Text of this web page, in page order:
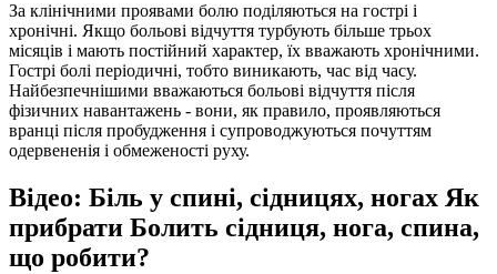
За клінічними проявами болю поділяються на гострі і
хронічні. Якщо больові відчуття турбують більше трьох
місяців і мають постійний характер, їх вважають хронічними.
Гострі болі періодичні, тобто виникають, час від часу.
Найбезпечнішими вважаються больові відчуття після
фізичних навантажень - вони, як правило, проявляються
вранці після пробудження і супроводжуються почуттям
одервененія і обмеженості руху.
Відео: Біль у спині, сідницях, ногах Як
прибрати Болить сідниця, нога, спина,
що робити?